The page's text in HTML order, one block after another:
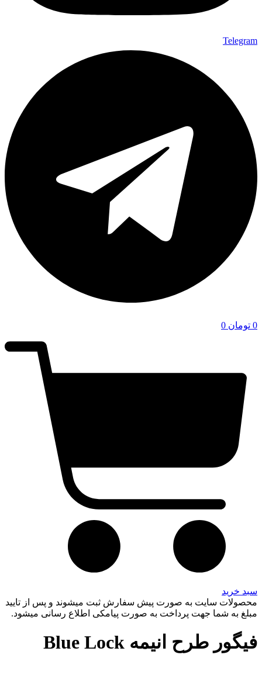
Telegram
0 تومان 0
سبد خرید
محصولات سایت به صورت پیش سفارش ثبت میشوند و پس از تایید
مبلغ به شما جهت پرداخت به صورت پیامکی اطلاع رسانی میشود.
فیگور طرح انیمه Blue Lock